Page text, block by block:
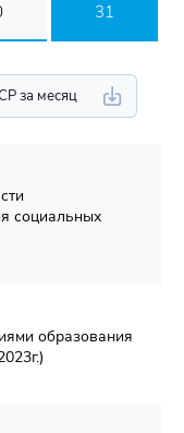
31
за месяц
социальных
образования